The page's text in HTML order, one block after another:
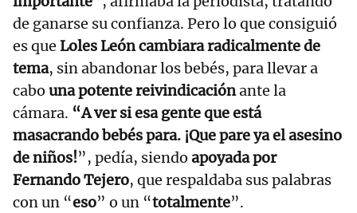
de ganarse su confianza. Pero lo que consiguió
es que Loles León cambiara radicalmente de
tema, sin abandonar los bebés, para llevar a
cabo una potente reivindicaciónante la
cámara. “A ver si esa gente que está
masacrando bebés para. ¡Que pare ya el asesino
de niños!”, pedía, siendo apoyada por
Fernando Tejero, que respaldaba sus palabras
con un “eso” o un “totalmente”.